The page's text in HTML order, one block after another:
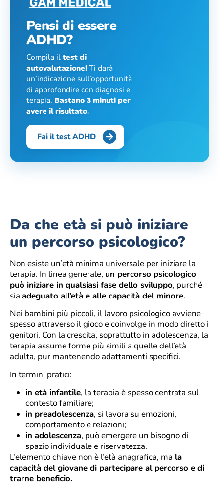
Pensi di essere
ADHD?
Compila iltest di
autovalutazione!Ti darà
un’indicazione sull’opportunità
di approfondire con diagnosi e
terapia. Bastano 3 minuti per
avere il risultato.
Fai il test ADHD
Da che età si può iniziare
un percorso psicologico?
Non esiste un’età minima universale per iniziare la
terapia. In linea generale, un percorso psicologico
può iniziare in qualsiasi fase dello sviluppo, purché
sia adeguato all’età e alle capacità del minore.
Nei bambini più piccoli, il lavoro psicologico avviene
spesso attraverso il gioco e coinvolge in modo diretto i
genitori. Con la crescita, soprattutto in adolescenza, la
terapia assume forme più simili a quelle dell’età
adulta, pur mantenendo adattamenti specifici.
In termini pratici:
in età infantile, la terapia è spesso centrata sul
contesto familiare;
in preadolescenza, si lavora su emozioni,
comportamento e relazioni;
in adolescenza, può emergere un bisogno di
spazio individuale e riservatezza.
L’elemento chiave non è l’età anagrafica, ma la
capacità del giovane di partecipare al percorso e di
trarne beneficio.